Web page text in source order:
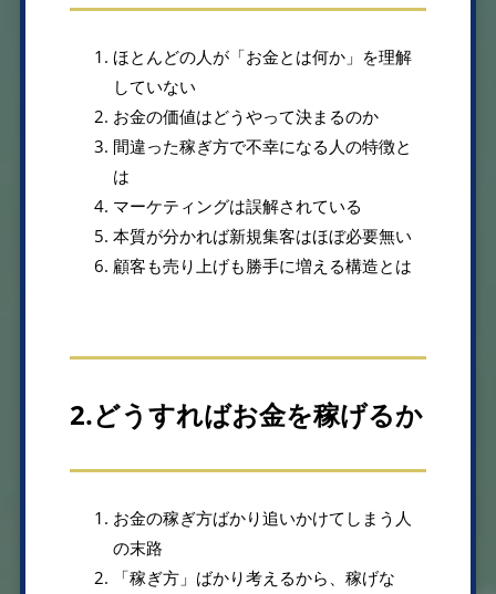
ほとんどの人が「お金とは何か」を理解
していない
お金の価値はどうやって決まるのか
間違った稼ぎ方で不幸になる人の特徴と
は
マーケティングは誤解されている
本質が分かれば新規集客はほぼ必要無い
顧客も売り上げも勝手に増える構造とは
2.どうすればお金を稼げるか
お金の稼ぎ方ばかり追いかけてしまう人
の末路
「稼ぎ方」ばかり考えるから、稼げな